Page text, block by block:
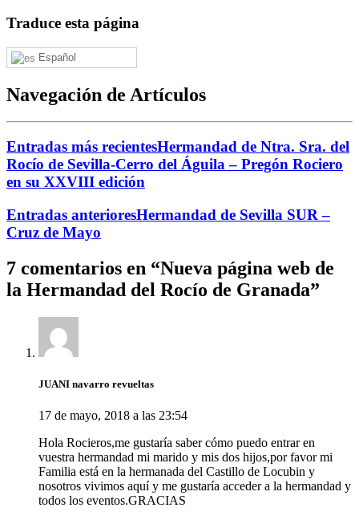
Traduce esta página
Español
Navegación de Artículos
Entradas más recientesHermandad de Ntra. Sra. del
Rocío de Sevilla-Cerro del Águila – Pregón Rociero
en su XXVIII edición
Entradas anterioresHermandad de Sevilla SUR –
Cruz de Mayo
7 comentarios en “Nueva página web de
la Hermandad del Rocío de Granada”
JUANI navarro revueltas
17 de mayo, 2018 a las 23:54
Hola Rocieros,me gustaría saber cómo puedo entrar en
vuestra hermandad mi marido y mis dos hijos,por favor mi
Familia está en la hermanada del Castillo de Locubin y
nosotros vivimos aquí y me gustaría acceder a la hermandad y
todos los eventos.GRACIAS